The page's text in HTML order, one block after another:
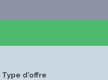
Type d'offre